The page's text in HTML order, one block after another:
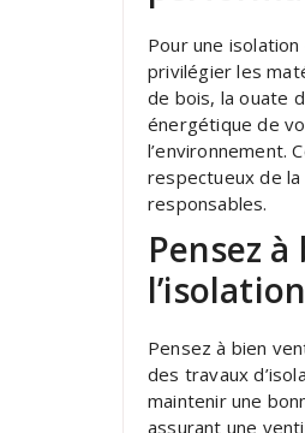
Pour une
privilégier les
de bois, la ouate
énergétique de
l’environnement.
respectueux de
responsables.
Pensez
Pensez à bien
des travaux
maintenir une
assurant une